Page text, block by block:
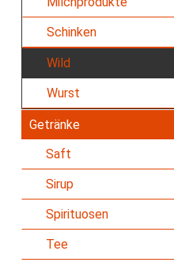
Schinken
Wild
Wurst
Getränke
Saft
Sirup
Spirituosen
Tee